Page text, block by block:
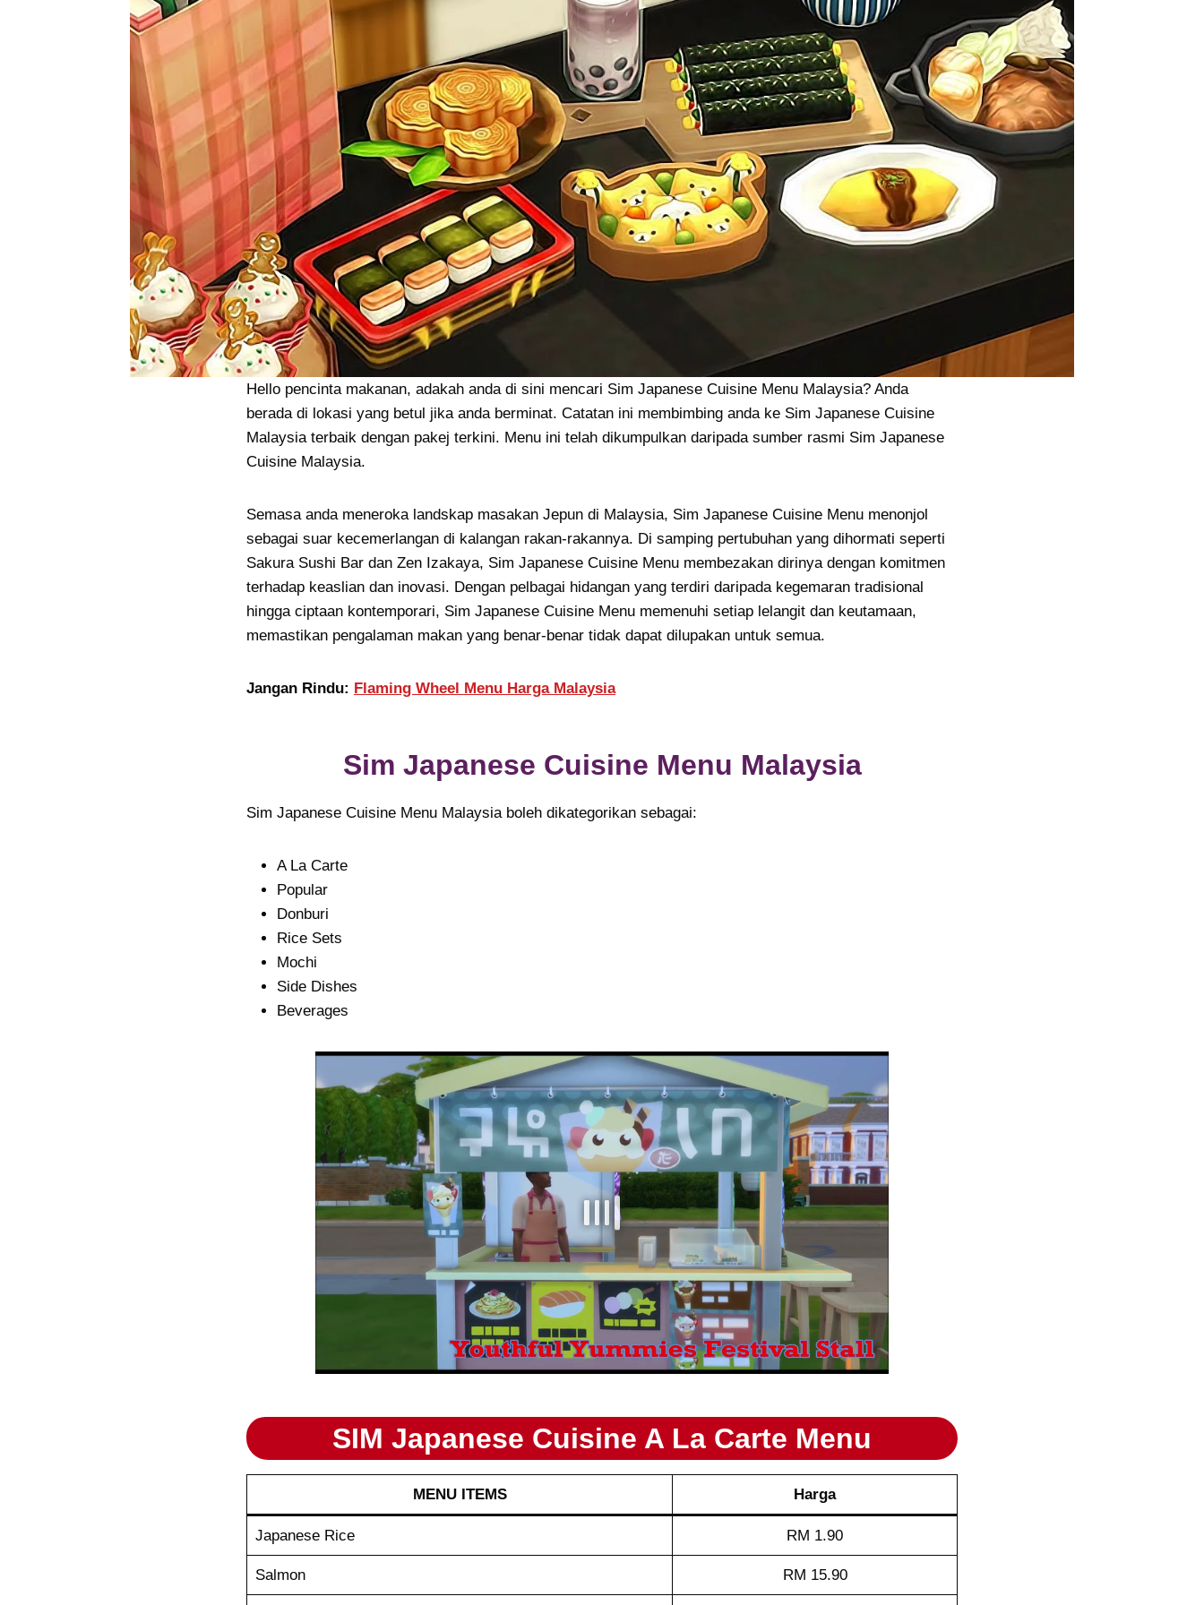
Hello pencinta makanan, adakah anda di sini mencari Sim Japanese Cuisine Menu Malaysia? Anda
berada di lokasi yang betul jika anda berminat. Catatan ini membimbing anda ke Sim Japanese Cuisine
Malaysia terbaik dengan pakej terkini. Menu ini telah dikumpulkan daripada sumber rasmi Sim Japanese
Cuisine Malaysia.
Semasa anda meneroka landskap masakan Jepun di Malaysia, Sim Japanese Cuisine Menu menonjol
sebagai suar kecemerlangan di kalangan rakan-rakannya. Di samping pertubuhan yang dihormati seperti
Sakura Sushi Bar dan Zen Izakaya, Sim Japanese Cuisine Menu membezakan dirinya dengan komitmen
terhadap keaslian dan inovasi. Dengan pelbagai hidangan yang terdiri daripada kegemaran tradisional
hingga ciptaan kontemporari, Sim Japanese Cuisine Menu memenuhi setiap lelangit dan keutamaan,
memastikan pengalaman makan yang benar-benar tidak dapat dilupakan untuk semua.
Jangan Rindu: Flaming Wheel Menu Harga Malaysia
Sim Japanese Cuisine Menu Malaysia
Sim Japanese Cuisine Menu Malaysia boleh dikategorikan sebagai:
A La Carte
Popular
Donburi
Rice Sets
Mochi
Side Dishes
Beverages
SIM Japanese Cuisine A La Carte Menu
MENU ITEMS Harga
Japanese Rice RM 1.90
Salmon RM 15.90